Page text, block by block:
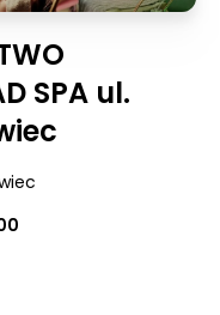
SPA ul.